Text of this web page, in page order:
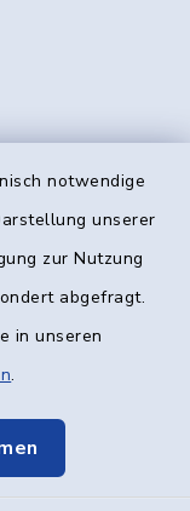
notwendige
unserer
zur Nutzung
abgefragt.
in unseren
.